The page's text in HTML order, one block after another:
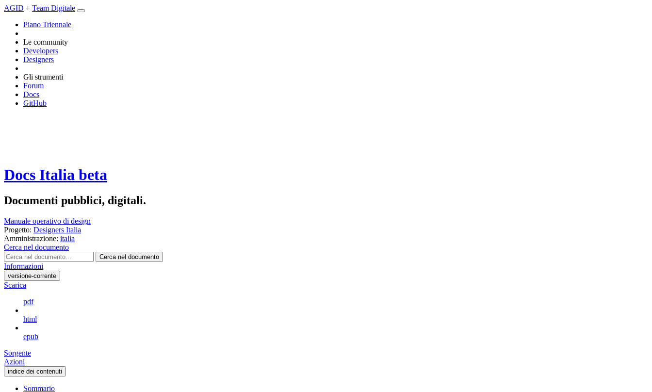
AGID + Team Digitale
Piano Triennale
Le community
Developers
Designers
Gli strumenti
Forum
Docs
GitHub
Docs Italia beta
Documenti pubblici, digitali.
Manuale operativo di design
Progetto: Designers Italia
Amministrazione: italia
Cerca nel documento
Cerca nel documento
Informazioni
versione-corrente
Scarica
pdf
html
epub
Sorgente
Azioni
indice dei contenuti
Sommario